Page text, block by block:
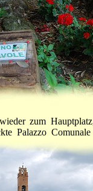
zum
Palazzo